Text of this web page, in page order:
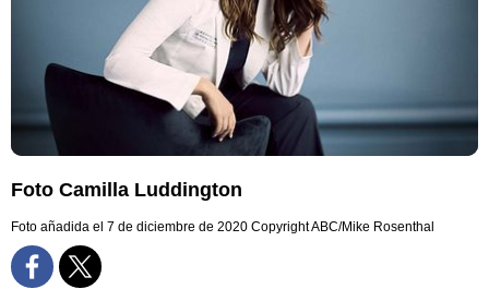
Foto Camilla Luddington
Foto añadida el 7 de diciembre de 2020 Copyright ABC/Mike Rosenthal